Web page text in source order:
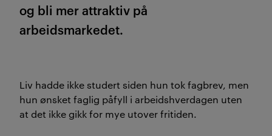
og bli mer attraktiv på
arbeidsmarkedet.
Liv hadde ikke studert siden hun tok fagbrev, men
hun ønsket faglig påfyll i arbeidshverdagen uten
at det ikke gikk for mye utover fritiden.